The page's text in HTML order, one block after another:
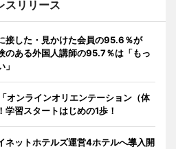
スリリース
接した・見かけた会員の95.6％が
のある外国人講師の95.7％は「もっ
オンラインオリエンテーション（体
習スタートはじめの1歩！
ネットホテルズ運営4ホテルへ導入開